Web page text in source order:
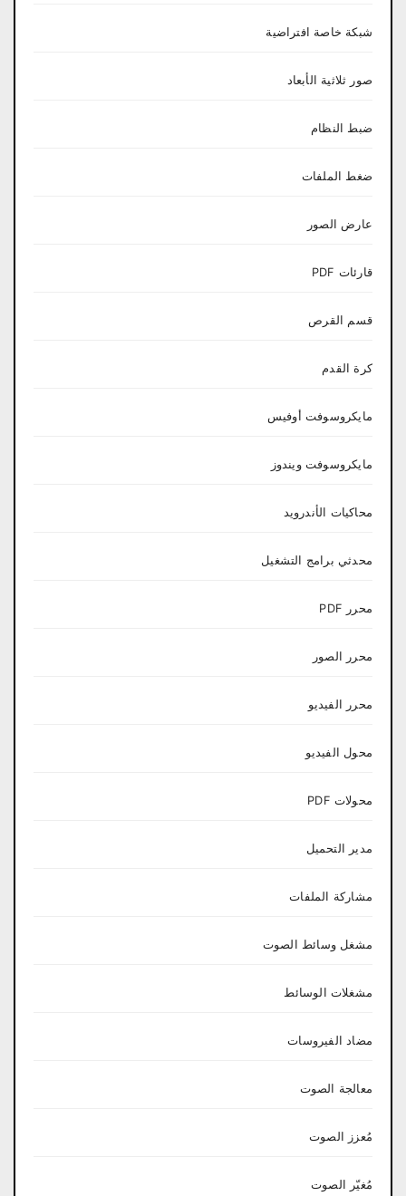
شبكة خاصة افتراضية
صور ثلاثية الأبعاد
ضبط النظام
ضغط الملفات
عارض الصور
قارئات PDF
قسم القرص
كرة القدم
مايكروسوفت أوفيس
مايكروسوفت ويندوز
محاكيات الأندرويد
محدثي برامج التشغيل
محرر PDF
محرر الصور
محرر الفيديو
محول الفيديو
محولات PDF
مدير التحميل
مشاركة الملفات
مشغل وسائط الصوت
مشغلات الوسائط
مضاد الفيروسات
معالجة الصوت
مُعزز الصوت
مُغيّر الصوت